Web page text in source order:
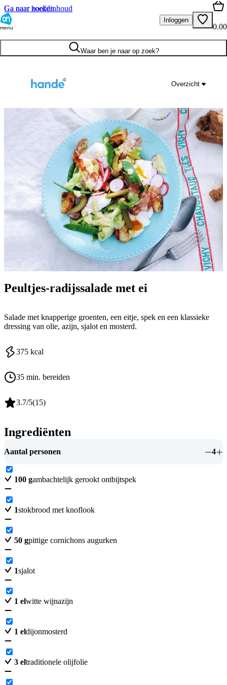
Ga naar hoofdinhoud
Ga naar zoeken
menu
Inloggen
0.00
Waar ben je naar op zoek?
Overzicht
Peultjes-radijssalade met ei
Salade met knapperige groenten, een eitje, spek en een klassieke
dressing van olie, azijn, sjalot en mosterd.
375 kcal
35 min. bereiden
3.7/5(15)
Ingrediënten
Aantal personen 4
100 gambachtelijk gerookt ontbijtspek
1stokbrood met knoflook
50 gpittige cornichons augurken
1sjalot
1 elwitte wijnazijn
1 eldijonmosterd
3 eltraditionele olijfolie